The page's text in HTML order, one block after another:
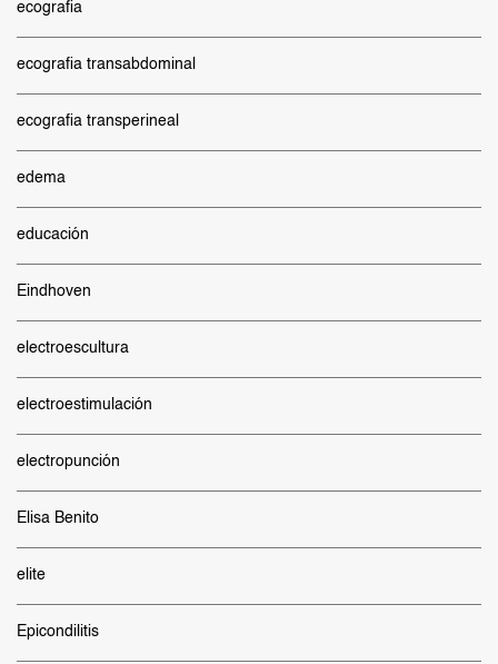
ecografia
ecografia transabdominal
ecografia transperineal
edema
educación
Eindhoven
electroescultura
electroestimulación
electropunción
Elisa Benito
elite
Epicondilitis